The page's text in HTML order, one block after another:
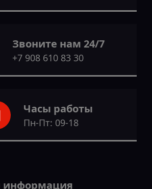
Звоните нам 24/7
+7 908 610 83 30
Часы работы
Пн-Пт: 09-18
информация